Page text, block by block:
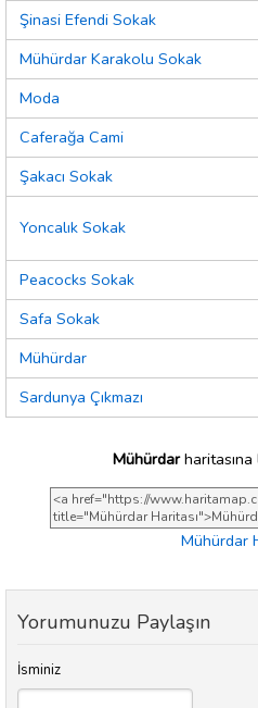
Şinasi Efendi Sokak
Mühürdar Karakolu Sokak
Moda
Caferağa Cami
Şakacı Sokak
Yoncalık Sokak
Peacocks Sokak
Safa Sokak
Mühürdar
Sardunya Çıkmazı
Mühürdarharitasına
Mühürdar
Yorumunuzu Paylaşın
İsminiz